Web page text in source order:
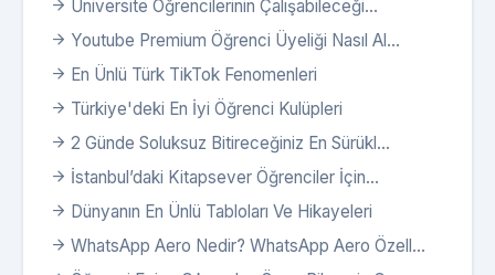
Üniversite Öğrencilerinin Çalışabileceği...
Youtube Premium Öğrenci Üyeliği Nasıl Al...
En Ünlü Türk TikTok Fenomenleri
Türkiye'deki En İyi Öğrenci Kulüpleri
2 Günde Soluksuz Bitireceğiniz En Sürükl...
İstanbul’daki Kitapsever Öğrenciler İçin...
Dünyanın En Ünlü Tabloları Ve Hikayeleri
WhatsApp Aero Nedir? WhatsApp Aero Özell...